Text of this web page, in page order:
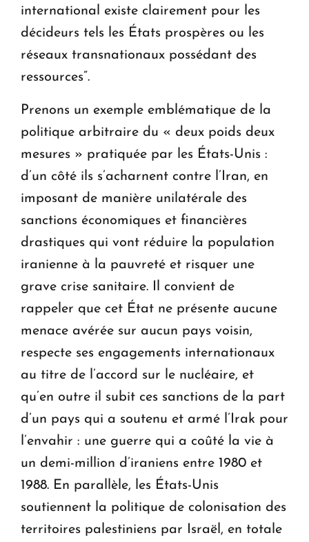
international existe clairement pour les
décideurs tels les États prospères ou les
réseaux transnationaux possédant des
ressources”.
Prenons un exemple emblématique de la
politique arbitraire du « deux poids deux
mesures » pratiquée par les États-Unis :
d’un côté ils s’acharnent contre l’Iran, en
imposant de manière unilatérale des
sanctions économiques et financières
drastiques qui vont réduire la population
iranienne à la pauvreté et risquer une
grave crise sanitaire. Il convient de
rappeler que cet État ne présente aucune
menace avérée sur aucun pays voisin,
respecte ses engagements internationaux
au titre de l’accord sur le nucléaire, et
qu’en outre il subit ces sanctions de la part
d’un pays qui a soutenu et armé l’Irak pour
l’envahir : une guerre qui a coûté la vie à
un demi-million d’iraniens entre 1980 et
1988. En parallèle, les États-Unis
soutiennent la politique de colonisation des
territoires palestiniens par Israël, en totale